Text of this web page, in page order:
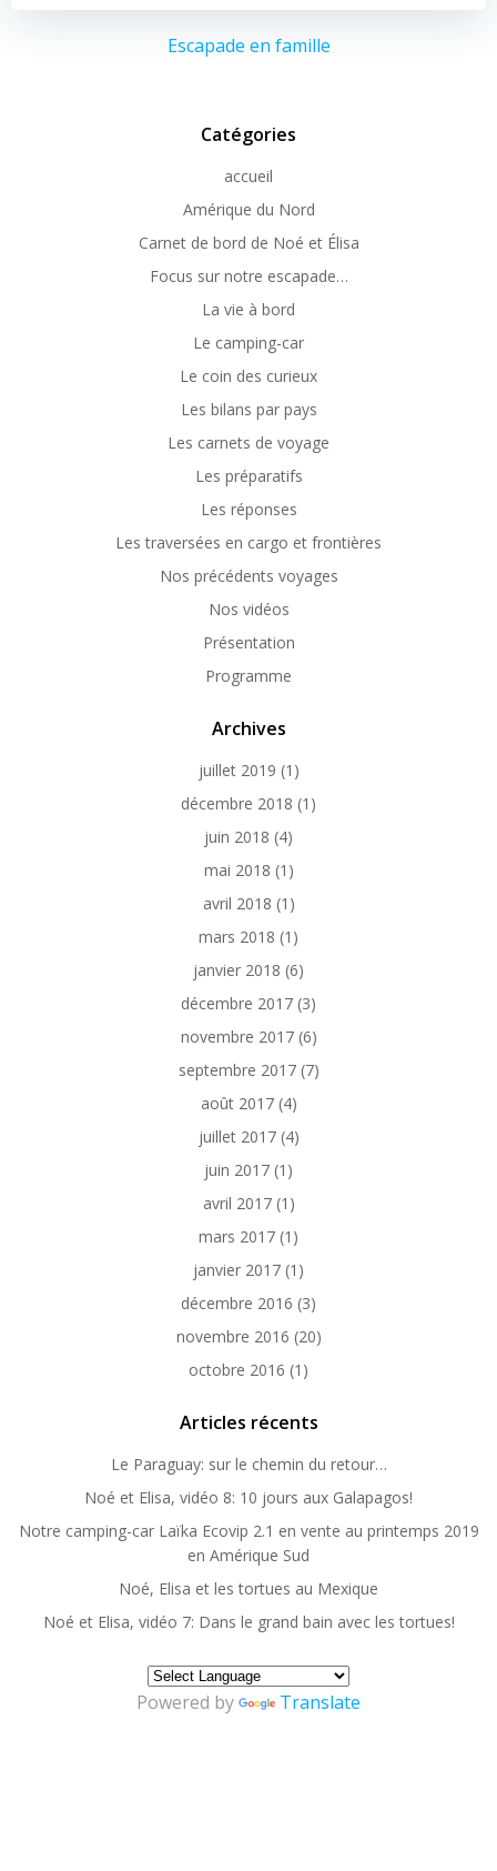
Escapade en famille
Catégories
accueil
Amérique du Nord
Carnet de bord de Noé et Élisa
Focus sur notre escapade…
La vie à bord
Le camping-car
Le coin des curieux
Les bilans par pays
Les carnets de voyage
Les préparatifs
Les réponses
Les traversées en cargo et frontières
Nos précédents voyages
Nos vidéos
Présentation
Programme
Archives
juillet 2019 (1)
décembre 2018 (1)
juin 2018 (4)
mai 2018 (1)
avril 2018 (1)
mars 2018 (1)
janvier 2018 (6)
décembre 2017 (3)
novembre 2017(6)
septembre 2017(7)
août 2017(4)
juillet 2017(4)
juin 2017 (1)
avril 2017(1)
mars 2017 (1)
janvier 2017 (1)
décembre 2016 (3)
novembre 2016 (20)
octobre 2016 (1)
Articles récents
Le Paraguay: sur le chemin du retour…
Noé et Elisa, vidéo 8: 10 jours aux Galapagos!
Notre camping-car Laïka Ecovip 2.1 en vente au printemps 2019
en Amérique Sud
Noé, Elisa et les tortues au Mexique
Noé et Elisa, vidéo 7: Dans le grand bain avec les tortues!
Powered by Translate